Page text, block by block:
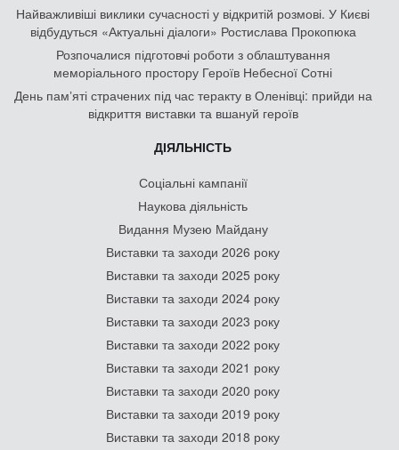
Найважливіші виклики сучасності у відкритій розмові. У Києві
відбудуться «Актуальні діалоги» Ростислава Прокопюка
Розпочалися підготовчі роботи з облаштування
меморіального простору Героїв Небесної Сотні
День памʼяті страчених під час теракту в Оленівці: прийди на
відкриття виставки та вшануй героїв
ДІЯЛЬНІСТЬ
Соціальні кампанії
Наукова діяльність
Видання Музею Майдану
Виставки та заходи 2026 року
Виставки та заходи 2025 року
Виставки та заходи 2024 року
Виставки та заходи 2023 року
Виставки та заходи 2022 року
Виставки та заходи 2021 року
Виставки та заходи 2020 року
Виставки та заходи 2019 року
Виставки та заходи 2018 року